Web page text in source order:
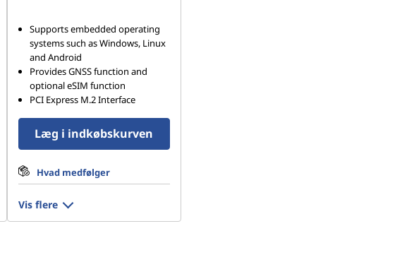
Supports embedded operating
systems such as Windows, Linux
and Android
Provides GNSS function and
optional eSIM function
PCI Express M.2 Interface
Læg i indkøbskurven
Hvad medfølger
Vis flere